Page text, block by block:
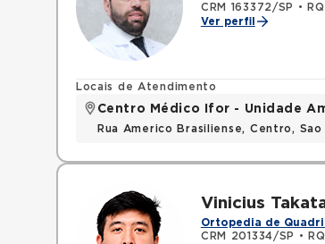
CRM 163372/SP
•
Ver perfil
Locais de Atendimento
Centro Médico Ifor - Unidade
Rua Americo Brasiliense, Centro,
Vinicius
Ortopedia de Quadril
CRM 201334/SP
•